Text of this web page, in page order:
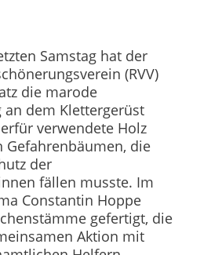
Samstag hat der
(RVV)
die marode
dem Klettergerüst
verwendete Holz
Gefahrenbäumen, die
der
fällen musste. Im
Constantin Hoppe
gefertigt, die
Aktion mit